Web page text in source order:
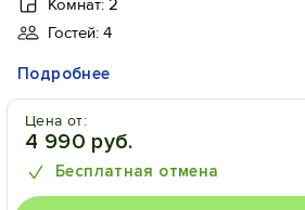
Комнат: 2
Гостей: 4
Подробнее
Цена от:
4 990 руб.
Бесплатная отмена